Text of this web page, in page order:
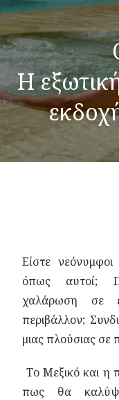
Η
Είστε
όπως αυτοί;
χαλάρωση σε
περιβάλλον;
μιας πλούσιας σε
Το Μεξικό και η
πως θα